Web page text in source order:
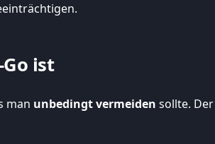
ist
man unbedingt vermeiden sollte.